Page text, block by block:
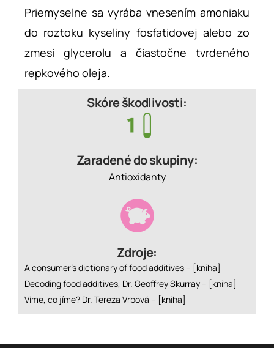
Priemyselne sa vyrába vnesením amoniaku
do roztoku kyseliny fosfatidovej alebo zo
zmesi glycerolu a čiastočne tvrdeného
repkového oleja.
Skóre škodlivosti:
Zaradené do skupiny:
Antioxidanty
Zdroje:
A consumer’s dictionary of food additives – [kniha]
Decoding food additives, Dr. Geoffrey Skurray – [kniha]
Víme, co jíme? Dr. Tereza Vrbová – [kniha]